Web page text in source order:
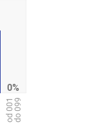
0%
od 001do 099